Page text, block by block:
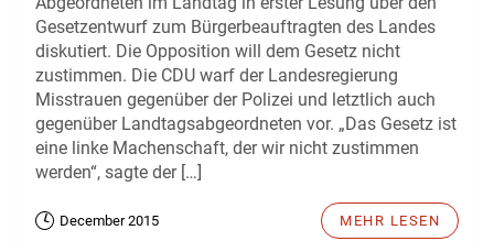
Gesetzentwurf zum Bürgerbeauftragten des Landes
diskutiert. Die Opposition will dem Gesetz nicht
zustimmen. Die CDU warf der Landesregierung
Misstrauen gegenüber der Polizei und letztlich auch
gegenüber Landtagsabgeordneten vor. „Das Gesetz ist
eine linke Machenschaft, der wir nicht zustimmen
werden“, sagte der […]
December 2015 MEHR LESEN